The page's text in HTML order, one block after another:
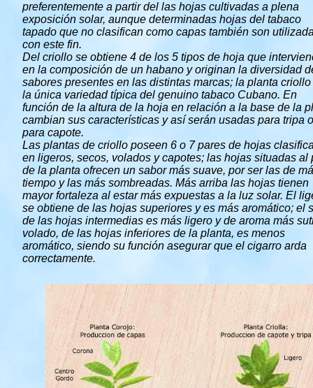
preferentemente a partir del las hojas cultivadas a plena
exposición solar, aunque determinadas hojas del tabaco
tapado que no clasifican como capas también son
con este fin.
Del criollo se obtiene 4 de los 5 tipos de hoja que
en la composición de un habano y originan la diversidad
sabores presentes en las distintas marcas; la planta criollo
la única variedad típica del genuino tabaco Cubano. En
función de la altura de la hoja en relación a la base de la
cambian sus características y así serán usadas para tripa o
para capote.
Las plantas de criollo poseen 6 o 7 pares de hojas
en ligeros, secos, volados y capotes; las hojas situadas al
de la planta ofrecen un sabor más suave, por ser las de
tiempo y las más sombreadas. Más arriba las hojas tienen
mayor fortaleza al estar más expuestas a la luz solar. El
se obtiene de las hojas superiores y es más aromático; el
de las hojas intermedias es más ligero y de aroma más
volado, de las hojas inferiores de la planta, es menos
aromático, siendo su función asegurar que el cigarro arda
correctamente.